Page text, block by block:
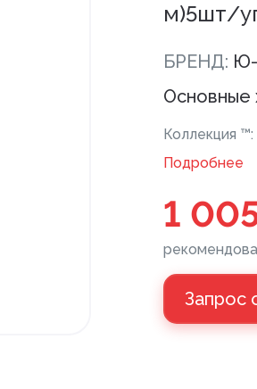
Напольные покрытия ПВХ
Керамическая плитка
м)5шт/
БРЕНД:
Основные
Коллекция ™:
Подробнее
1
Запрос